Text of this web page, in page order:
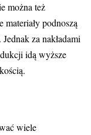
można też
materiały podnoszą
za nakładami
idą wyższe
wiele